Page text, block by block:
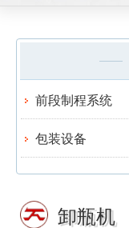
前段制程系统
包装设备
卸瓶机